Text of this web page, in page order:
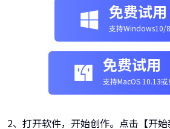
免费试用
支持Windows10/
免费试用
支持MacOS 10.13
2、打开软件，开始创作。点击【开